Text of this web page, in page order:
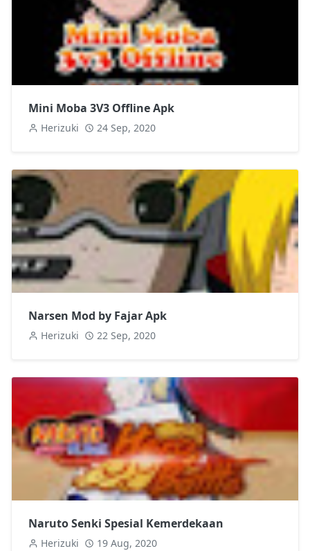
Mini Moba 3V3 Offline Apk
Herizuki 24 Sep, 2020
Narsen Mod by Fajar Apk
Herizuki 22 Sep, 2020
Naruto Senki Spesial Kemerdekaan
Herizuki 19 Aug, 2020